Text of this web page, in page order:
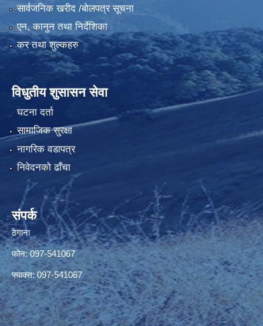
सार्वजनिक खरीद /बोलपत्र सूचना
एन, कानुन तथा निर्देशिका
कर तथा शुल्कहरु
विधुतीय शुसासन सेवा
घटना दर्ता
सामाजिक सुरक्षा
नागरिक वडापत्र
निवेदनको ढाँचा
संपर्क
ठेगाना
फोन: 097-541067
फ्याक्स: 097-541067